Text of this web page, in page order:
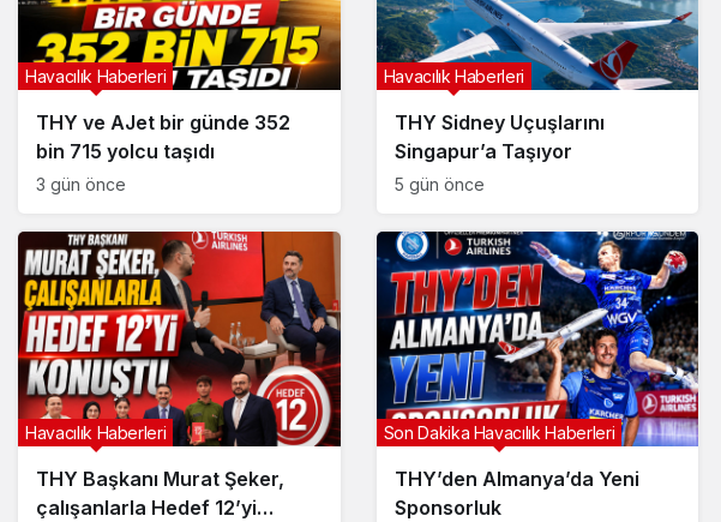
THY ve AJet bir günde 352
bin 715 yolcu taşıdı
Havacılık Haberleri
3 gün önce
THY Sidney Uçuşlarını
Singapur’a Taşıyor
Havacılık Haberleri
5 gün önce
THY Başkanı Murat Şeker,
çalışanlarla Hedef 12’yi
Havacılık Haberleri
THY’den Almanya’da Yeni
Sponsorluk
Son Dakika Havacılık Haberleri